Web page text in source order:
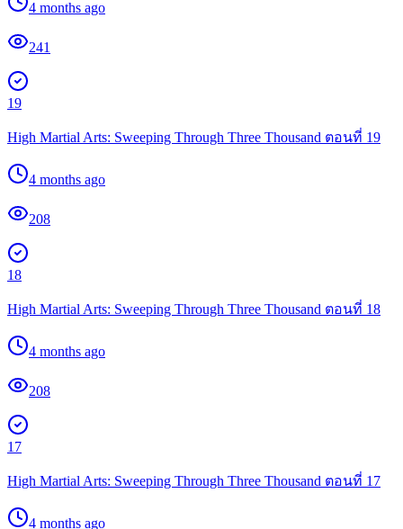
4 months ago
241
19
High Martial Arts: Sweeping Through Three Thousand ตอนที่ 19
4 months ago
208
18
High Martial Arts: Sweeping Through Three Thousand ตอนที่ 18
4 months ago
208
17
High Martial Arts: Sweeping Through Three Thousand ตอนที่ 17
4 months ago